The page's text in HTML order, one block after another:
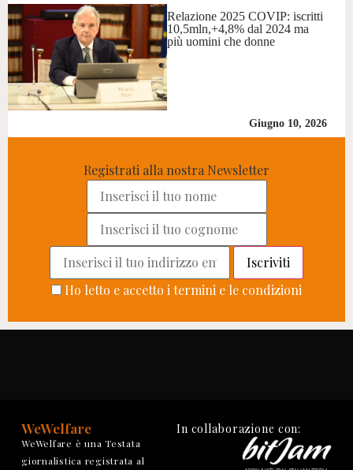
Relazione 2025 COVIP: iscritti
10,5mln,+4,8% dal 2024 ma
più uomini che donne
Giugno 10, 2026
Registrati alla nostra Newsletter
Ho letto e accetto i termini e le condizioni
WeWelfare
WeWelfare è una Testata
giornalistica registrata al
In collaborazione con: